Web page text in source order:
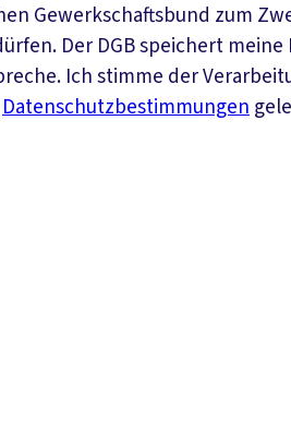
Gewerkschaftsbund zum
Der DGB speichert
Ich stimme der
Datenschutzbestimmungen